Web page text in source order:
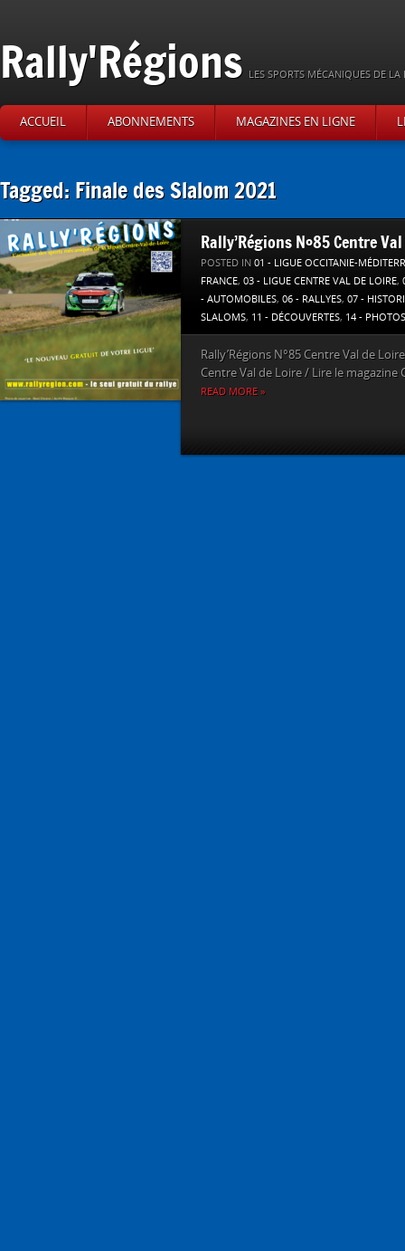
Rally'Régions LES SPORTS MÉCANIQUES DE
ACCUEIL ABONNEMENTS MAGAZINES EN LIGNE
Tagged: Finale des Slalom 2021
Rally’Régions N°85 Centre
POSTED IN 01 - LIGUE OCCITANIE-
FRANCE, 03 - LIGUE CENTRE VAL DE LOIRE,
- AUTOMOBILES, 06 - RALLYES, 07 -
SLALOMS, 11 - DÉCOUVERTES, 14 - PHOTOS
Rally’Régions N°85 Centre Val de
Centre Val de Loire / Lire le magazine
READ MORE »